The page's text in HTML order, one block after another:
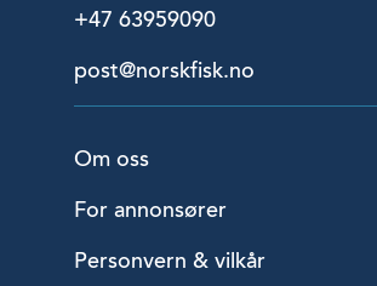
+47 63959090
post@norskfisk.no
Om oss
For annonsører
Personvern & vilkår